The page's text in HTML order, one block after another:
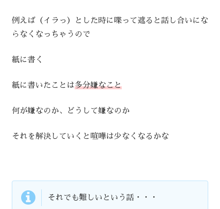
例えば（イラっ）とした時に喋って遮ると話し合いにな
らなくなっちゃうので
紙に書く
紙に書いたことは多分嫌なこと
何が嫌なのか、どうして嫌なのか
それを解決していくと喧嘩は少なくなるかな
それでも難しいという話・・・